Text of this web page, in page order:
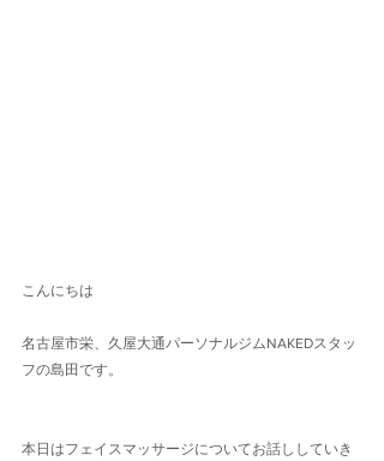
こんにちは
名古屋市栄、久屋大通パーソナルジムNAKEDスタッ
フの島田です。
本日はフェイスマッサージについてお話ししていき